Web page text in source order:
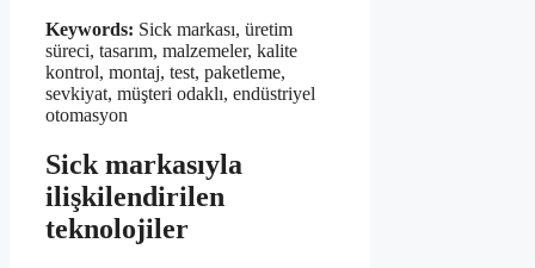
Keywords: Sick markası, üretim
süreci, tasarım, malzemeler, kalite
kontrol, montaj, test, paketleme,
sevkiyat, müşteri odaklı, endüstriyel
otomasyon
Sick markasıyla
ilişkilendirilen
teknolojiler